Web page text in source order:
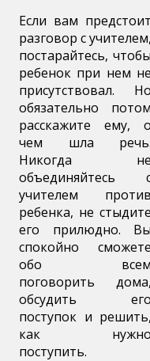
Если вам
разговор с
постарайтесь,
ребенок при нем
присутствовал.
обязательно
расскажите ему,
чем шла
Никогда
объединяйтесь
учителем
ребенка, не
его прилюдно.
спокойно
обо
поговорить
обсудить
поступок и
как
поступить.